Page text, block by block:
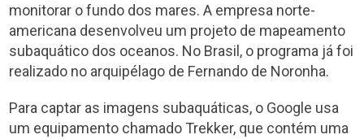
monitorar o fundo dos mares. A empresa norte-
americana desenvolveu um projeto de mapeamento
subaquático dos oceanos. No Brasil, o programa já foi
realizado no arquipélago de Fernando de Noronha.
Para captar as imagens subaquáticas, o Google usa
um equipamento chamado Trekker, que contém uma